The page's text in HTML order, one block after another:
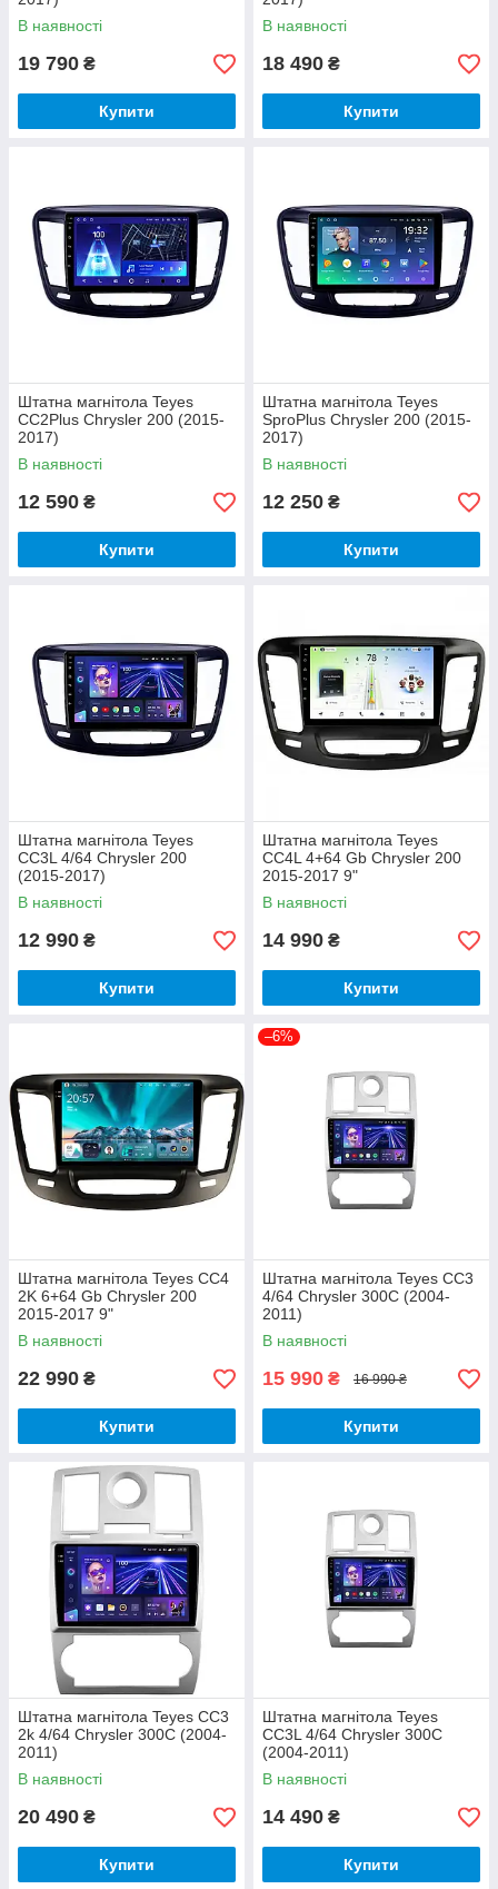
В наявності
19 790 ₴
Купити
В наявності
18 490 ₴
Купити
Штатна магнітола Teyes
CC2Plus Chrysler 200 (2015-
2017)
В наявності
12 590 ₴
Купити
Штатна магнітола Teyes
SproPlus Chrysler 200 (2015-
2017)
В наявності
12 250 ₴
Купити
Штатна магнітола Teyes
CC3L 4/64 Chrysler 200
(2015-2017)
В наявності
12 990 ₴
Купити
Штатна магнітола Teyes
CC4L 4+64 Gb Chrysler 200
2015-2017 9"
В наявності
14 990 ₴
Купити
Штатна магнітола Teyes CC4
2K 6+64 Gb Chrysler 200
2015-2017 9"
В наявності
22 990 ₴
Купити
–6%
Штатна магнітола Teyes CC3
4/64 Chrysler 300C (2004-
2011)
В наявності
15 990 ₴ 16 990 ₴
Купити
Штатна магнітола Teyes CC3
2k 4/64 Chrysler 300C (2004-
2011)
В наявності
20 490 ₴
Купити
Штатна магнітола Teyes
CC3L 4/64 Chrysler 300C
(2004-2011)
В наявності
14 490 ₴
Купити